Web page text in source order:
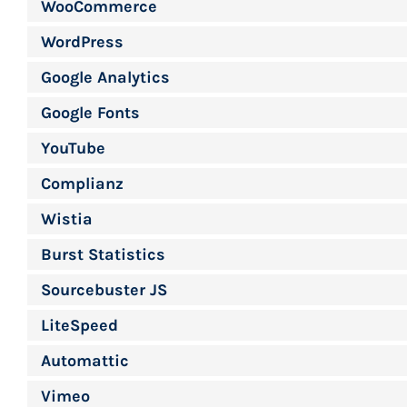
WooCommerce
WordPress
Google Analytics
Google Fonts
YouTube
Complianz
Wistia
Burst Statistics
Sourcebuster JS
LiteSpeed
Automattic
Vimeo